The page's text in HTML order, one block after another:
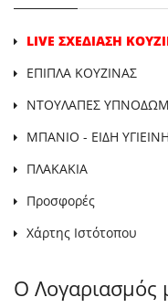
LIVE ΣΧΕΔΙΑΣΗ
ΕΠΙΠΛΑ ΚΟΥΖΙΝΑΣ
ΝΤΟΥΛΑΠΕΣ
ΜΠΑΝΙΟ - ΕΙΔΗ
ΠΛΑΚΑΚΙΑ
Προσφορές
Χάρτης Ιστότοπου
Ο Λογαριασμός